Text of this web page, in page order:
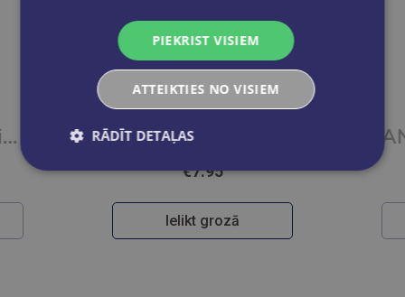
RADOŠĀ pārsteiguma kaste
€7.95
Ielikt grozā
PIEKRIST VISIEM
ATTEIKTIES NO VISIEM
RĀDĪT DETAĻAS